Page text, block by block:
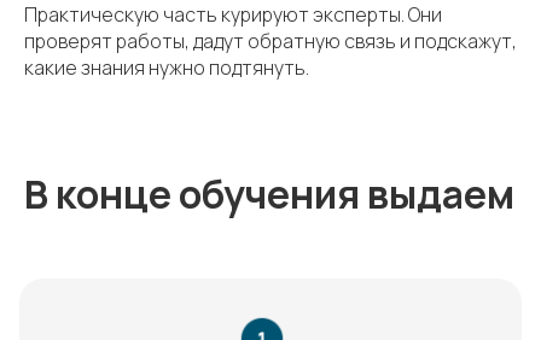
Практическую часть курируют эксперты. Они
проверят работы, дадут обратную связь и подскажут,
какие знания нужно подтянуть.
В конце обучения выдаем